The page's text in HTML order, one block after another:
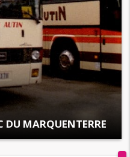
DU MARQUENTERRE